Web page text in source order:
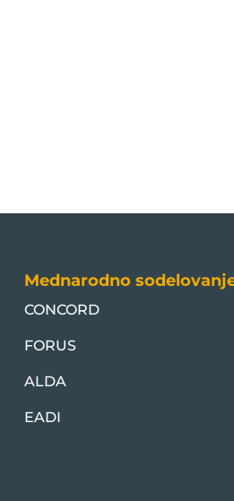
Mednarodno
CONCORD
FORUS
ALDA
EADI